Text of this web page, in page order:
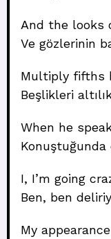
And the looks
Ve gözlerinin
Multiply fifths
Beşlikleri
When he
Konuştuğunda
I, I’m going
Ben, ben
My